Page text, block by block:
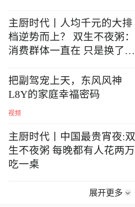
主厨时代丨人均千元的大排
档逆势而上？ 双生不夜粥：
消费群体一直在 只是换了个
把副驾宠上天，东风风神
L8Y的家庭幸福密码
视频
主厨时代丨中国最贵宵夜:双
生不夜粥 每晚都有人花两万
吃一桌
展开更多